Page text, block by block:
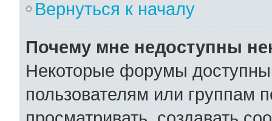
Вернуться к началу
Почему мне недоступны
Некоторые форумы
пользователям или группам